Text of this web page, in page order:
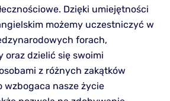
Dzięki umiejętności
możemy uczestniczyć w
forach,
oraz dzielić się swoimi
z różnych zakątków
wzbogaca nasze życie